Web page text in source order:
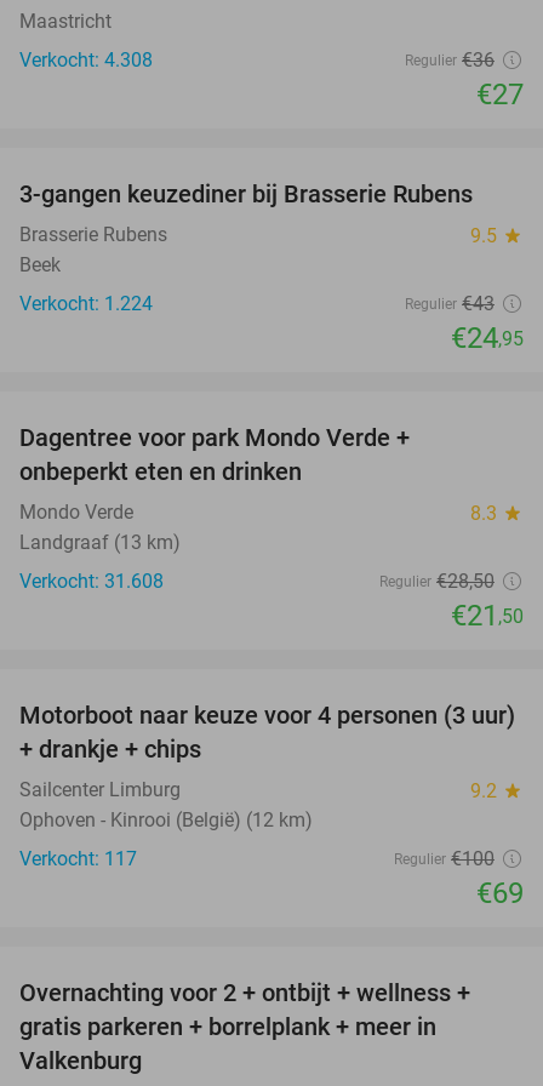
Maastricht
Verkocht: 4.308
Regulier €36
€27
42%
3-gangen keuzediner bij Brasserie Rubens
Brasserie Rubens 9.5 star
Beek
Verkocht: 1.224
Regulier €43
€24,95
Dagentree voor park Mondo Verde +
onbeperkt eten en drinken
Mondo Verde 8.3 star
Landgraaf (13 km)
Verkocht: 31.608
Regulier €28,50
€21 ,50
31%
Motorboot naar keuze voor 4 personen (3 uur)
+ drankje + chips
Sailcenter Limburg 9.2 star
Ophoven - Kinrooi (België) (12 km)
Verkocht: 117
Regulier €100
€69
33%
Overnachting voor 2 + ontbijt + wellness +
gratis parkeren + borrelplank + meer in
Valkenburg